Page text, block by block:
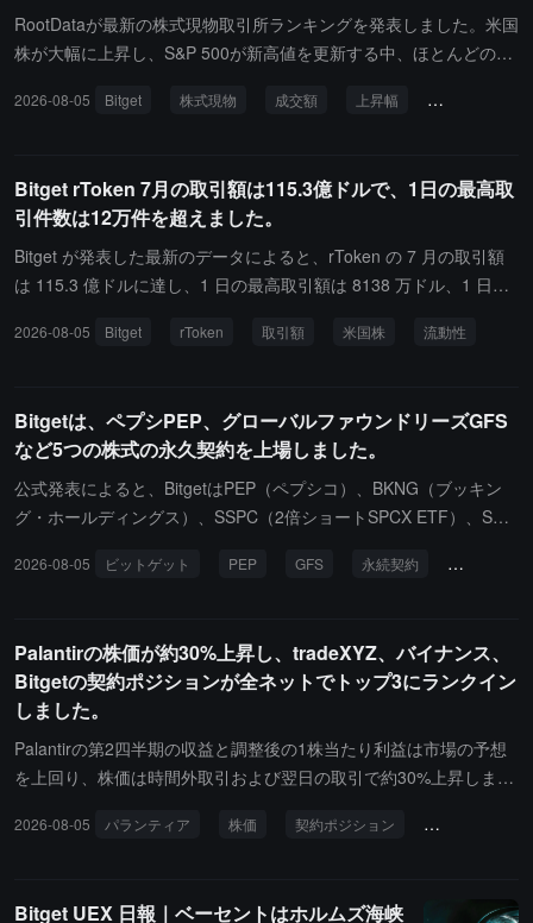
RootDataが最新の株式現物取引所ランキングを発表しました。米国
株が大幅に上昇し、S&P 500が新高値を更新する中、ほとんどの株
で、上昇率が最も高いのはそれぞれBitget、Kraken、OKXです。Bit
額は約672.81万ドルで、72.21%の上昇率を記録し、第二位となり
ました。OKXの24時間取引額は約7196.49万ドルで、57.35%の上
昇率を記録し、第三位となりました。
2026-08-05 Bitget 株式現物 成交額 上昇幅 取引所
Bitget rToken 7月の取引額は115.3億ドルで、1日の最高取
引件数は12万件を超えました。
Bitget が発表した最新のデータによると、rToken の 7 月の取引額
は 115.3 億ドルに達し、1 日の最高取引額は 8138 万ドル、1 日の
（AUM）は 1.6 億ドルに増加しています。取引活発度の向上に伴
取引時間外に発生しており、通常の取引時間外でもユーザーに強い
米国株取引の需要があることを反映しており、非取引時間の流動性
に新たな成長の余地を提供しています。
2026-08-05 Bitget rToken 取引額 米国株 流動性
Bitgetは、ペプシPEP、グローバルファウンドリーズGFS
など5つの株式の永久契約を上場しました。
公式発表によると、BitgetはPEP（ペプシコ）、BKNG（ブッキン
グ・ホールディングス）、SSPC（2倍ショートSPCX ETF）、SPC
ーズ）の5つの株式およびETFの永続契約を上場しました。上記の
2026-08-05 ビットゲット PEP GFS 永続契約 レバレッジ
Palantirの株価が約30%上昇し、tradeXYZ、バイナンス、
Bitgetの契約ポジションが全ネットでトップ3にランクイン
しました。
Palantirの第2四半期の収益と調整後の1株当たり利益は市場の予想
を上回り、株価は時間外取引および翌日の取引で約30%上昇しまし
約の総保有価値は約3819.97万ドルです。プラットフォームの分布
2026-08-05 パランティア 株価 契約ポジション tradeXYZ
Bitget UEX 日報｜ベーセントはホルムズ海峡